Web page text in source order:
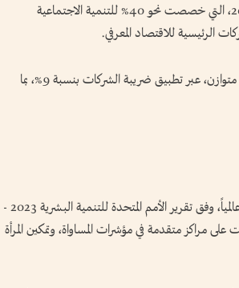
الحكومة تعزيز الإنفاق التنموي والاجتماعي ضمن موازنة 2025، التي خصصت نحو 40% للتنمية الاجتماعية
الرئيسية للاقتصاد المعرفي.
كما أشار التقرير إلى استمرار تطوير المنظومة الضريبية بشكل متوازن، عبر تطبيق ضريبة الشركات بنسبة 9%، بما
وفي مؤشرات التنمية البشرية تقدمت الإمارات إلى المرتبة 17 عالمياً، وفق تقرير الأمم المتحدة للتنمية البشرية 2023 -
حين حافظت على مراكز متقدمة في مؤشرات المساواة، وتمكين المرأة